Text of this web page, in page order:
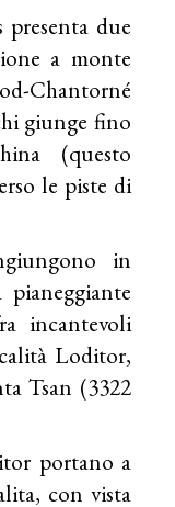
due
a monte
Chantorné
giunge fino
(questo
le piste di
in
incantevoli
Loditor,
Tsan (3322
portano a
con vista